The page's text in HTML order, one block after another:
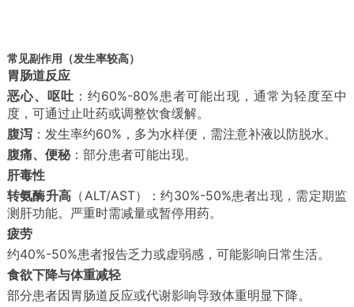
常见副作用（发生率较高）
胃肠道反应
恶心、呕吐 ：约60%-80%患者可能出现，通常为轻度至中
度，可通过止吐药或调整饮食缓解。
腹泻：发生率约60%，多为水样便，需注意补液以防脱水。
腹痛、便秘：部分患者可能出现。
肝毒性
转氨酶升高 （ALT/AST）：约30%-50%患者出现，需定期监
测肝功能。严重时需减量或暂停用药。
疲劳
约40%-50%患者报告乏力或虚弱感，可能影响日常生活。
食欲下降与体重减轻
部分患者因胃肠道反应或代谢影响导致体重明显下降。